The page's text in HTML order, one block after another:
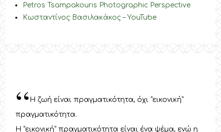
Petros Tsampakouris Photographic Perspective
Κωσταντίνος Βασιλακάκος – YouTube
“Η ζωή είναι πραγματικότητα, όχι “εικονική”
πραγματικότητα.
Η “εικονική” πραγματικότητα είναι ένα ψέμα, ενώ η